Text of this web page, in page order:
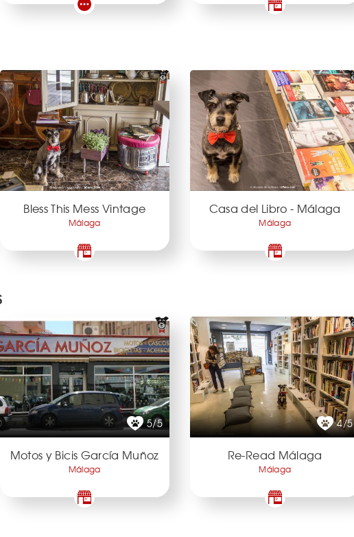
Bless This Mess Vintage
Málaga
Casa del Libro - Málaga
Málaga
5/5
Motos y Bicis García Muñoz
Málaga
4/5
Re-Read Málaga
Málaga